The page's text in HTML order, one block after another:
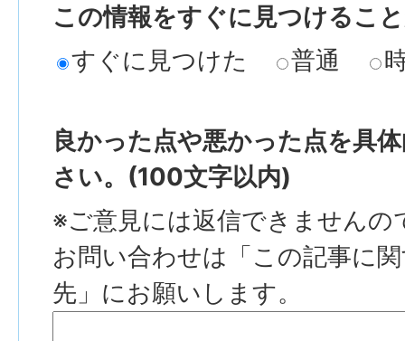
この情報をすぐに見つけるこ
すぐに見つけた
普通
良かった点や悪かった点を具
さい。(100文字以内)
※ご意見には返信できませんの
お問い合わせは「この記事に
先」にお願いします。